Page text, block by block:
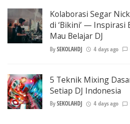
Kolaborasi Segar
di ‘Bikini’ — Inspirasi
Mau Belajar DJ
BySEKOLAHDJ 4 days ago
5 Teknik Mixing
Setiap DJ Indonesia
BySEKOLAHDJ 4 days ago